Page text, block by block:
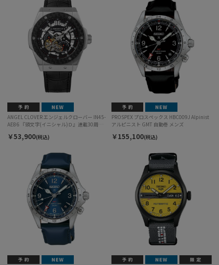
ANGEL CLOVER エンジェルクローバー IN45-
AE86 『頭文字(イニシャル)Ｄ』連載30周年
TOYOTA AE86モデル 自動巻 メンズ
￥53,900(税込)
PROSPEX プロスペックス HBC009J Alpinist
アルピニスト GMT 自動巻 メンズ
￥155,100(税込)